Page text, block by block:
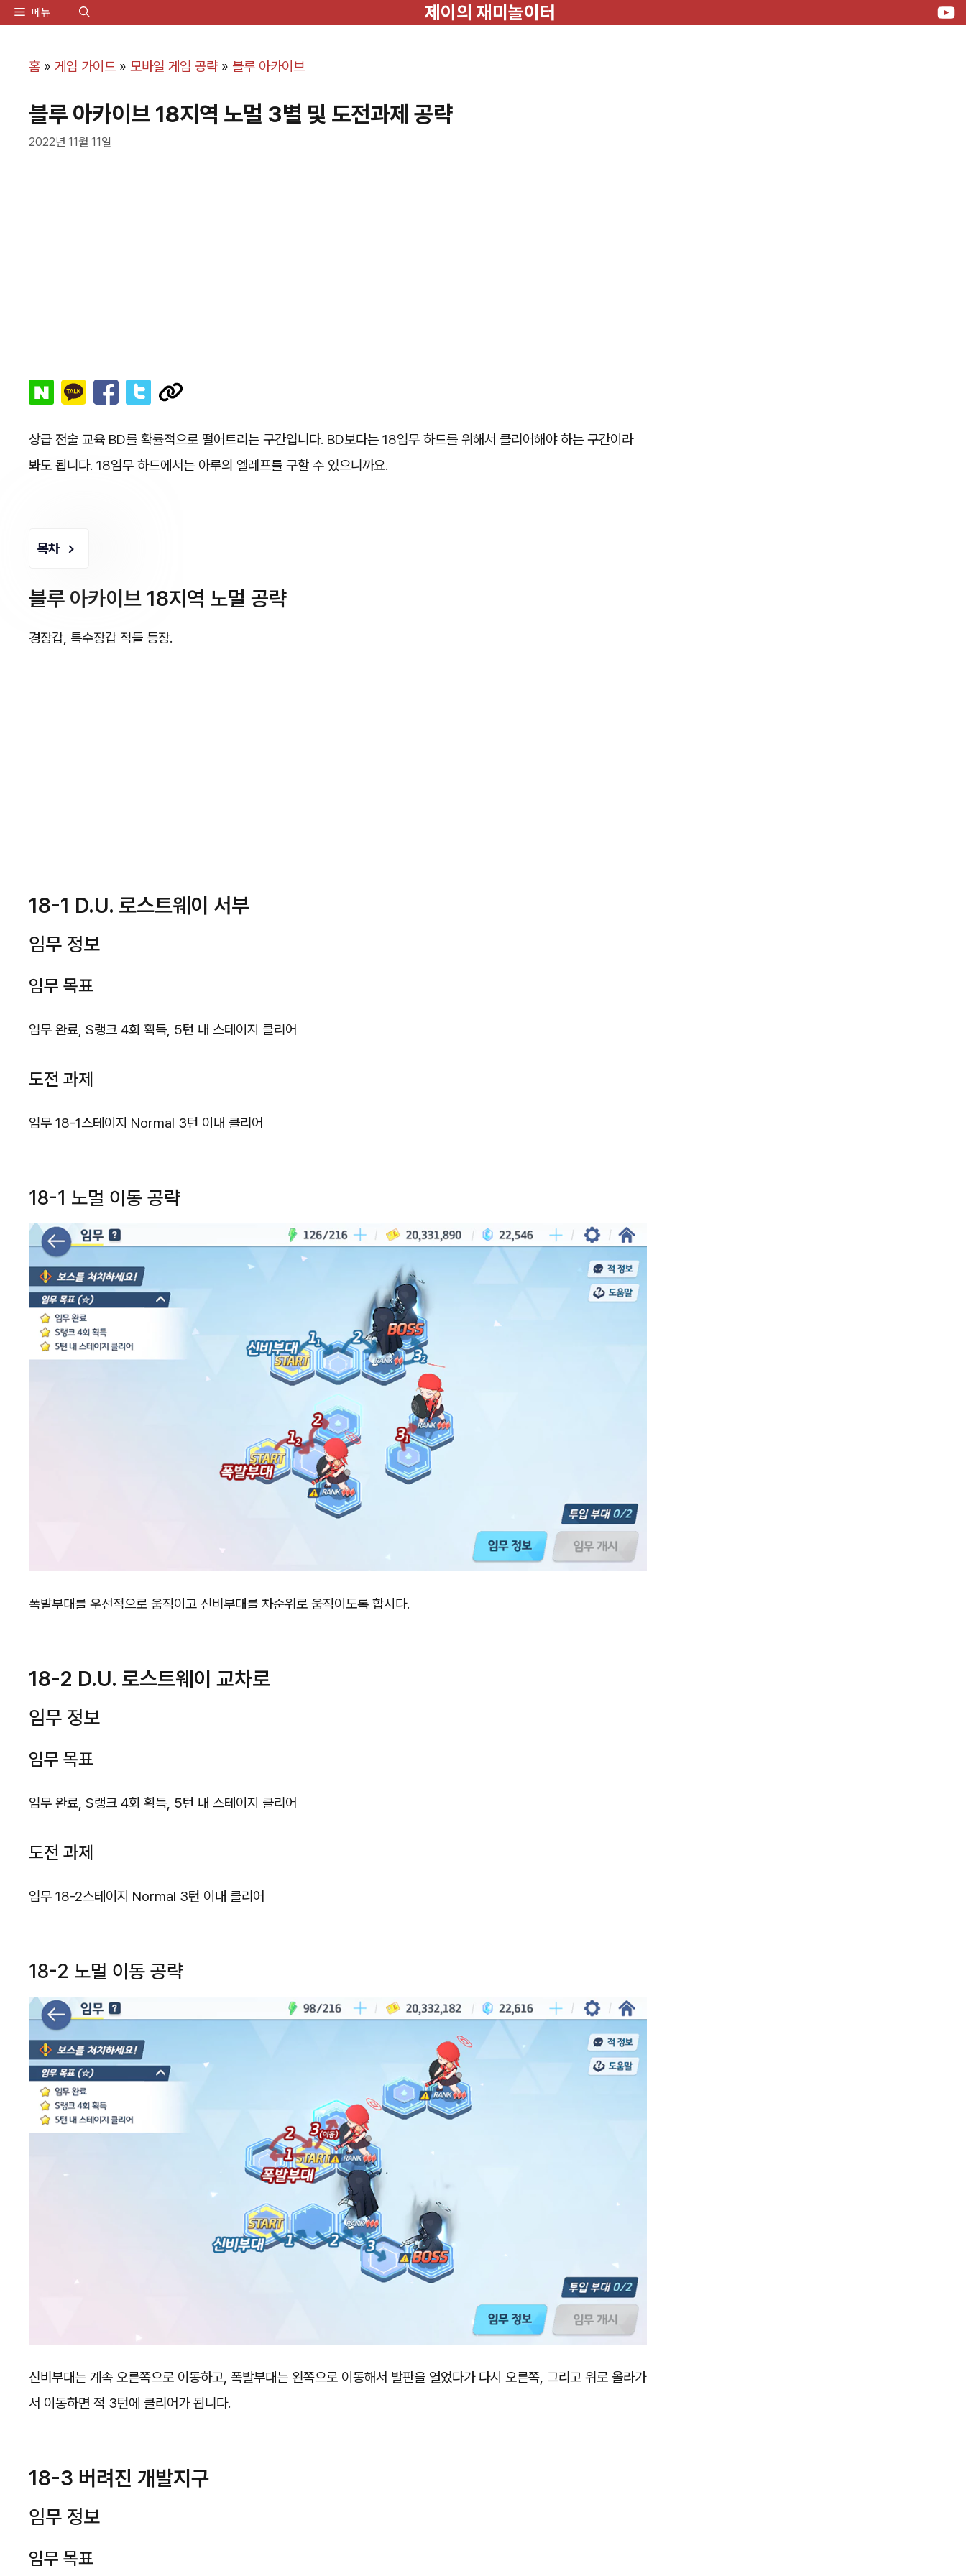
제이의 재미놀이터
메뉴
홈 » 게임 가이드 » 모바일 게임 공략 » 블루 아카이브
블루 아카이브 18지역 노멀 3별 및 도전과제 공략
2022년 11월 11일
상급 전술 교육 BD를 확률적으로 떨어트리는 구간입니다. BD보다는 18임무 하드를 위해서 클리어해야 하는 구간이라
봐도 됩니다. 18임무 하드에서는 아루의 엘레프를 구할 수 있으니까요.
목차
블루 아카이브 18지역 노멀 공략
경장갑, 특수장갑 적들 등장.
18-1 D.U. 로스트웨이 서부
임무 정보
임무 목표
임무 완료, S랭크 4회 획득, 5턴 내 스테이지 클리어
도전 과제
임무 18-1스테이지 Normal 3턴 이내 클리어
18-1 노멀 이동 공략
폭발부대를 우선적으로 움직이고 신비부대를 차순위로 움직이도록 합시다.
18-2 D.U. 로스트웨이 교차로
임무 정보
임무 목표
임무 완료, S랭크 4회 획득, 5턴 내 스테이지 클리어
도전 과제
임무 18-2스테이지 Normal 3턴 이내 클리어
18-2 노멀 이동 공략
신비부대는 계속 오른쪽으로 이동하고, 폭발부대는 왼쪽으로 이동해서 발판을 열었다가 다시 오른쪽, 그리고 위로 올라가
서 이동하면 적 3턴에 클리어가 됩니다.
18-3 버려진 개발지구
임무 정보
임무 목표